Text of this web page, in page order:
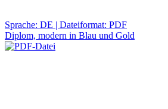
Sprache: DE | Dateiformat: PDF
Diplom, modern in Blau und Gold